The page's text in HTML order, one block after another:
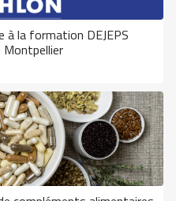
à la formation DEJEPS
Montpellier